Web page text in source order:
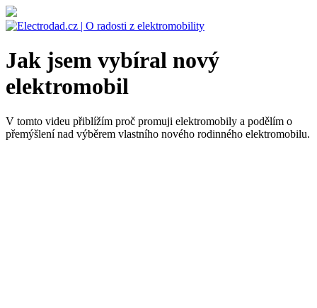
Jak jsem vybíral nový
elektromobil
V tomto videu přiblížím proč promuji elektromobily a podělím o
přemýšlení nad výběrem vlastního nového rodinného elektromobilu.